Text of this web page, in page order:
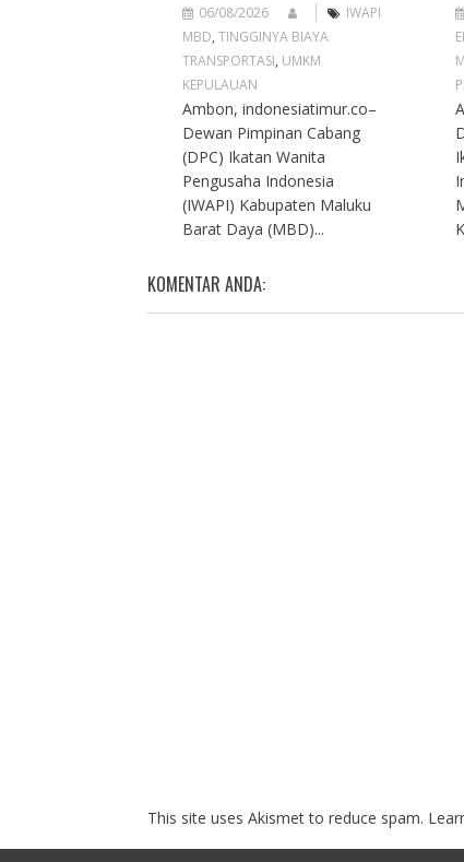
06/08/2026
IWAPI
MBD, TINGGINYA BIAYA
TRANSPORTASI, UMKM
KEPULAUAN
Ambon, indonesiatimur.co–
Dewan Pimpinan Cabang
(DPC) Ikatan Wanita
Pengusaha Indonesia
(IWAPI) Kabupaten Maluku
Barat Daya (MBD)...
KOMENTAR ANDA:
This site uses Akismet to reduce spam.